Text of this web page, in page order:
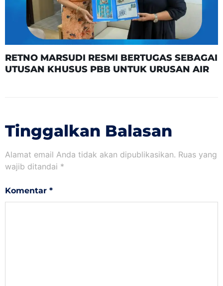
RETNO MARSUDI RESMI BERTUGAS SEBAGAI
UTUSAN KHUSUS PBB UNTUK URUSAN AIR
Tinggalkan Balasan
Alamat email Anda tidak akan dipublikasikan. Ruas yang
wajib ditandai *
Komentar *